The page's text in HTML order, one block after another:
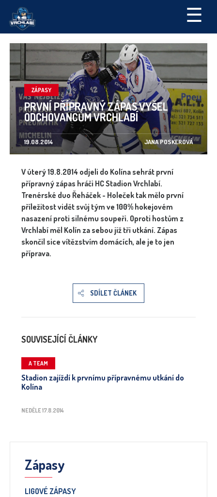
☰
ZÁPASY
PRVNÍ PŘÍPRAVNÝ ZÁPAS VYŠEL
ODCHOVANCŮM VRCHLABÍ
19.08.2014 JANA POSKEROVÁ
V úterý 19.8.2014 odjeli do Kolína sehrát první
přípravný zápas hráči HC Stadion Vrchlabí.
Trenérské duo Řeháček - Holeček tak mělo první
příležitost vidět svůj tým ve 100% hokejovém
nasazení proti silnému soupeři. Oproti hostům z
Vrchlabí měl Kolín za sebou již tři utkání. Zápas
skončil sice vítězstvím domácích, ale je to jen
příprava.
SDÍLET ČLÁNEK
SOUVISEJÍCÍ ČLÁNKY
A TEAM
Stadion zajíždí k prvnímu přípravnému utkání do
Kolína
NEDĚLE 17.8.2014
Zápasy
LIGOVÉ ZÁPASY